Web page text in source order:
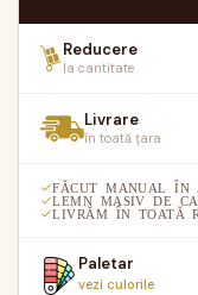
Reducere
la cantitate
Livrare
în toată țara
FĂCUT MANUAL ÎN
LEMN MASIV DE
LIVRĂM ÎN TOATĂ
Paletar
vezi culorile